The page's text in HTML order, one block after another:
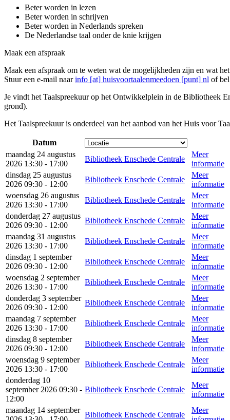
Beter worden in lezen
Beter worden in schrijven
Beter worden in Nederlands spreken
De Nederlandse taal onder de knie krijgen
Maak een afspraak
Maak een afspraak om te weten wat de mogelijkheden zijn en wat
Stuur een e-mail naarinfo [at] huisvoortaalenmeedoen [punt] nl of
Je vindt het Taalspreekuur op het Ontwikkelplein in de Bibliotheek
grond).
Het Taalspreekuur is onderdeel van het aanbod van het Huis voor
Datum
maandag 24 augustus
2026 13:30 - 17:00
Bibliotheek Enschede Centrale
Meer
informatie
dinsdag 25 augustus
2026 09:30 - 12:00
Bibliotheek Enschede Centrale
Meer
informatie
woensdag 26 augustus
2026 13:30 - 17:00
Bibliotheek Enschede Centrale
Meer
informatie
donderdag 27 augustus
2026 09:30 - 12:00
Bibliotheek Enschede Centrale
Meer
informatie
maandag 31 augustus
2026 13:30 - 17:00
Bibliotheek Enschede Centrale
Meer
informatie
dinsdag 1 september
2026 09:30 - 12:00
Bibliotheek Enschede Centrale
Meer
informatie
woensdag 2 september
2026 13:30 - 17:00
Bibliotheek Enschede Centrale
Meer
informatie
donderdag 3 september
2026 09:30 - 12:00
Bibliotheek Enschede Centrale
Meer
informatie
maandag 7 september
2026 13:30 - 17:00
Bibliotheek Enschede Centrale
Meer
informatie
dinsdag 8 september
2026 09:30 - 12:00
Bibliotheek Enschede Centrale
Meer
informatie
woensdag 9 september
2026 13:30 - 17:00
Bibliotheek Enschede Centrale
Meer
informatie
donderdag 10
september 2026 09:30 -
12:00
Bibliotheek Enschede Centrale
Meer
informatie
maandag 14 september
Bibliotheek Enschede Centrale
Meer